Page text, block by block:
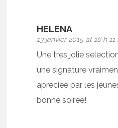
HELENA
13 janvier 2015 at 16 h 11
Une tres jolie
une signature
apreciee par les
bonne soiree!